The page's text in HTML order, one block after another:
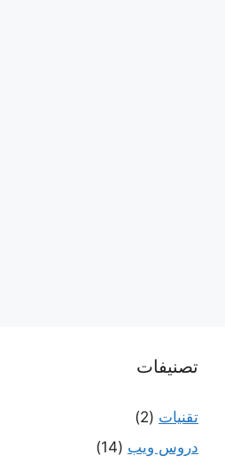
تصنيفات
تقنيات (2)
دروس ويب (14)